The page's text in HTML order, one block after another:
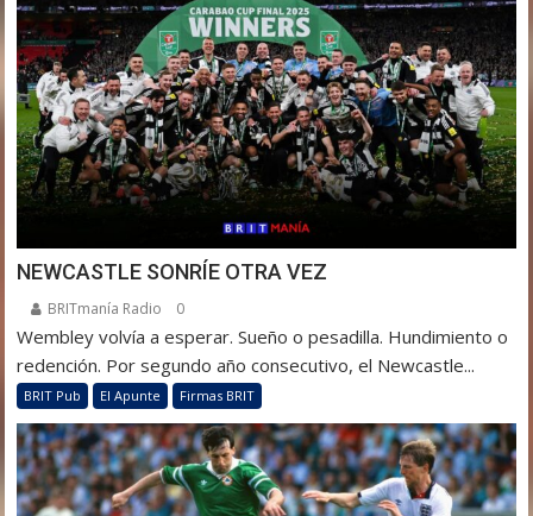
NEWCASTLE SONRÍE OTRA VEZ
BRITmanía Radio 0
Wembley volvía a esperar. Sueño o pesadilla. Hundimiento o
redención. Por segundo año consecutivo, el Newcastle...
BRIT Pub El Apunte Firmas BRIT